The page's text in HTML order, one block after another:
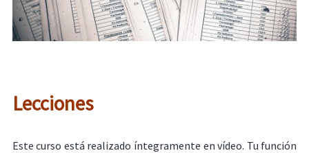
Lecciones
Este curso está realizado íntegramente en vídeo. Tu función